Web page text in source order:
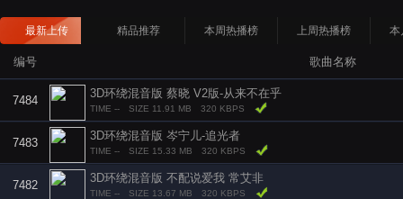
最新上传 精品推荐 本周热播榜 上周热播榜 本
编号 歌曲名称
7484
3D环绕混音版 蔡晓 V2版-从来不在乎
TIME -- SIZE 11.91 MB 320 KBPS
7483
3D环绕混音版 岑宁儿-追光者
TIME -- SIZE 15.33 MB 320 KBPS
7482
3D环绕混音版 不配说爱我 常艾非
TIME -- SIZE 13.67 MB 320 KBPS